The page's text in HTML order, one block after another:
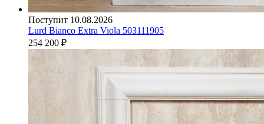
Поступит 10.08.2026
Lurd Bianco Extra Viola 503111905
254 200 ₽